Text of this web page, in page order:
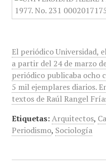
El periódico Universidad,
a partir del 24 de marzo
periódico publicaba ocho
5 mil ejemplares diarios.
textos de Raúl Rangel
Etiquetas: Arquitectos,
Periodismo, Sociología